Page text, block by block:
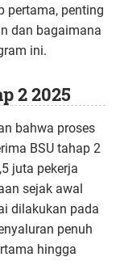
pertama, penting
dan bagaimana
ini.
2 2025
bahwa proses
BSU tahap 2
juta pekerja
sejak awal
dilakukan pada
penuh
hingga